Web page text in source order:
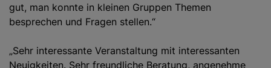
gut, man konnte in kleinen Gruppen Themen
besprechen und Fragen stellen.“
„Sehr interessante Veranstaltung mit interessanten
Neuigkeiten. Sehr freundliche Beratung, angenehme